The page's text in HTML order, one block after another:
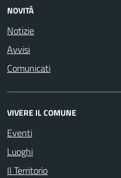
NOVITÀ
Notizie
Avvisi
Comunicati
VIVERE IL COMUNE
Eventi
Luoghi
Il Territorio